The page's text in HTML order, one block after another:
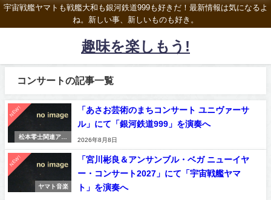
宇宙戦艦ヤマトも戦艦大和も銀河鉄道999も好きだ！最新情報は気になるよ
ね。新しい事、新しいものも好き。
趣味を楽しもう!
コンサートの記事一覧
NEW!
松本零士関連アニ
「あさお芸術のまちコンサート ユニヴァーサ
ル」にて「銀河鉄道999」を演奏へ
2026年8月8日
NEW!
ヤマト音楽
「宮川彬良＆アンサンブル・ベガ ニューイヤ
ー・コンサート2027」にて「宇宙戦艦ヤマ
ト」を演奏へ